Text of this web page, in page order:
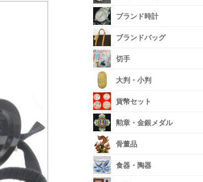
ブランド時計
ブランドバッグ
切手
大判・小判
貨幣セット
勲章・金銀メダル
骨董品
食器・陶器